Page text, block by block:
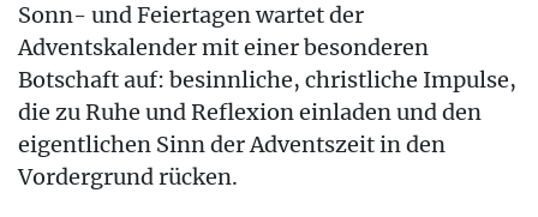
Sonn- und Feiertagen wartet der
Adventskalender mit einer besonderen
Botschaft auf: besinnliche, christliche Impulse,
die zu Ruhe und Reflexion einladen und den
eigentlichen Sinn der Adventszeit in den
Vordergrund rücken.